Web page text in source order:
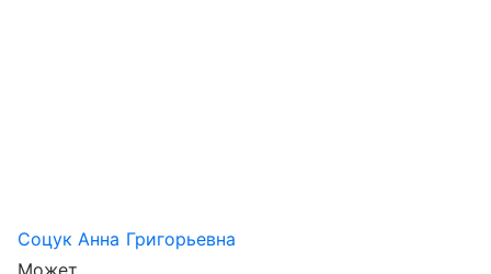
Соцук Анна Григорьевна
Может.